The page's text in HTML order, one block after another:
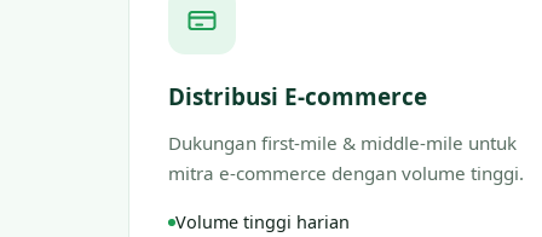
Distribusi E-commerce
Dukungan first-mile & middle-mile untuk
mitra e-commerce dengan volume tinggi.
Volume tinggi harian